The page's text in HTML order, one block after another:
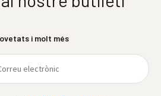
i molt més